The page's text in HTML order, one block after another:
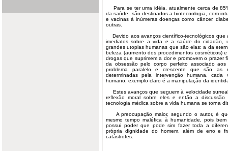
Para se ter uma idéia, atualmente cerca de
da saúde, são destinados a biotecnologia, com
e vacinas à inúmeras doenças como câncer,
outras.
Devido aos avanços científico-tecnológicos que
imediatos sobre a vida e a saúde do cidadão,
grandes utopias humanas que são elas: a da
beleza (aumento dos procedimentos cosméticos)
drogas que suprimem a dor e promovem o
da obsessão pelo corpo perfeito associado
problema paralelo e crescente que são as
determinadas pela intervenção humana,
humano, exemplo claro é a manipulação da
Estes avanços que seguem à velocidade
reflexão moral sobre eles e então a
tecnologia médica sobre a vida humana se torna
A preocupação maior, segundo o autor, é
mesmo tempo maléfica à humanidade, pois
possui poder que pode sim fazer toda a
própria dignidade do homem, além de erro e
catástrofes.